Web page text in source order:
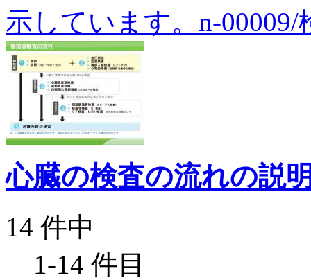
示しています。n-
心臓の検査の流れの説
14 件中
1-14 件目